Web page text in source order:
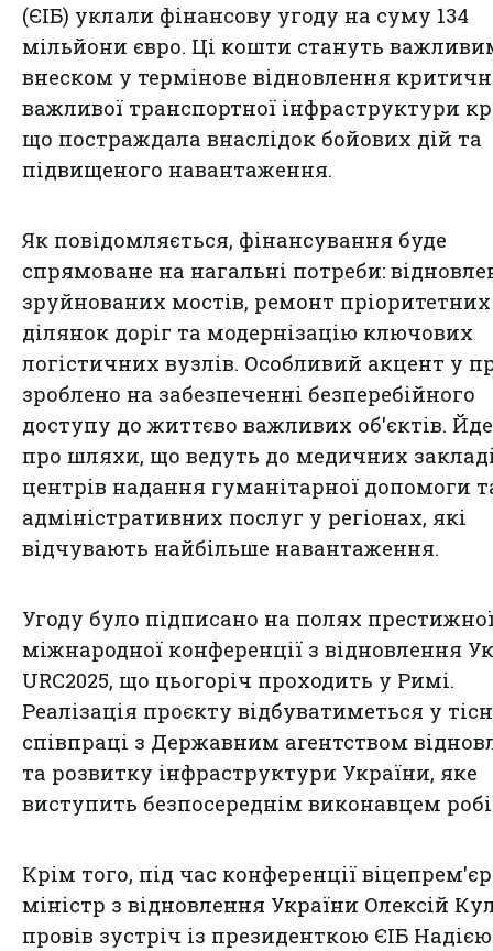
(ЄІБ) уклали фінансову угоду на суму 134
мільйони євро. Ці кошти стануть
внеском у термінове відновлення
важливої транспортної інфраструктури
що постраждала внаслідок бойових дій та
підвищеного навантаження.
Як повідомляється, фінансування буде
спрямоване на нагальні потреби:
зруйнованих мостів, ремонт пріоритетних
ділянок доріг та модернізацію ключових
логістичних вузлів. Особливий акцент у
зроблено на забезпеченні безперебійного
доступу до життєво важливих об'єктів.
про шляхи, що ведуть до медичних
центрів надання гуманітарної допомоги
адміністративних послуг у регіонах, які
відчувають найбільше навантаження.
Угоду було підписано на полях
міжнародної конференції з відновлення
URC2025, що цьогоріч проходить у Римі.
Реалізація проєкту відбуватиметься у
співпраці з Державним агентством
та розвитку інфраструктури України, яке
виступить безпосереднім виконавцем
Крім того, під час конференції
міністр з відновлення України Олексій
провів зустріч із президенткою ЄІБ Надією